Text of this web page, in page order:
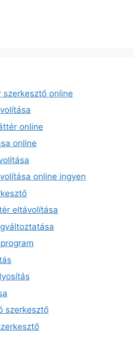
szerkesztő online
online
online
online ingyen
eltávolítása
szerkesztő